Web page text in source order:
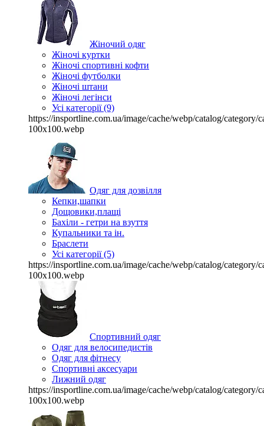
Жіночий одяг
Жіночі куртки
Жіночі спортивні кофти
Жіночі футболки
Жіночі штани
Жіночі легінси
Усі категорії (9)
https://insportline.com.ua/image/cache/webp/catalog/category/
100x100.webp
Одяг для дозвілля
Кепки,шапки
Дощовики,плащі
Бахіли - гетри на взуття
Купальники та ін.
Браслети
Усі категорії (5)
https://insportline.com.ua/image/cache/webp/catalog/category/
100x100.webp
Спортивний одяг
Одяг для велосипедистів
Одяг для фітнесу
Спортивні аксесуари
Лижний одяг
https://insportline.com.ua/image/cache/webp/catalog/category/
100x100.webp